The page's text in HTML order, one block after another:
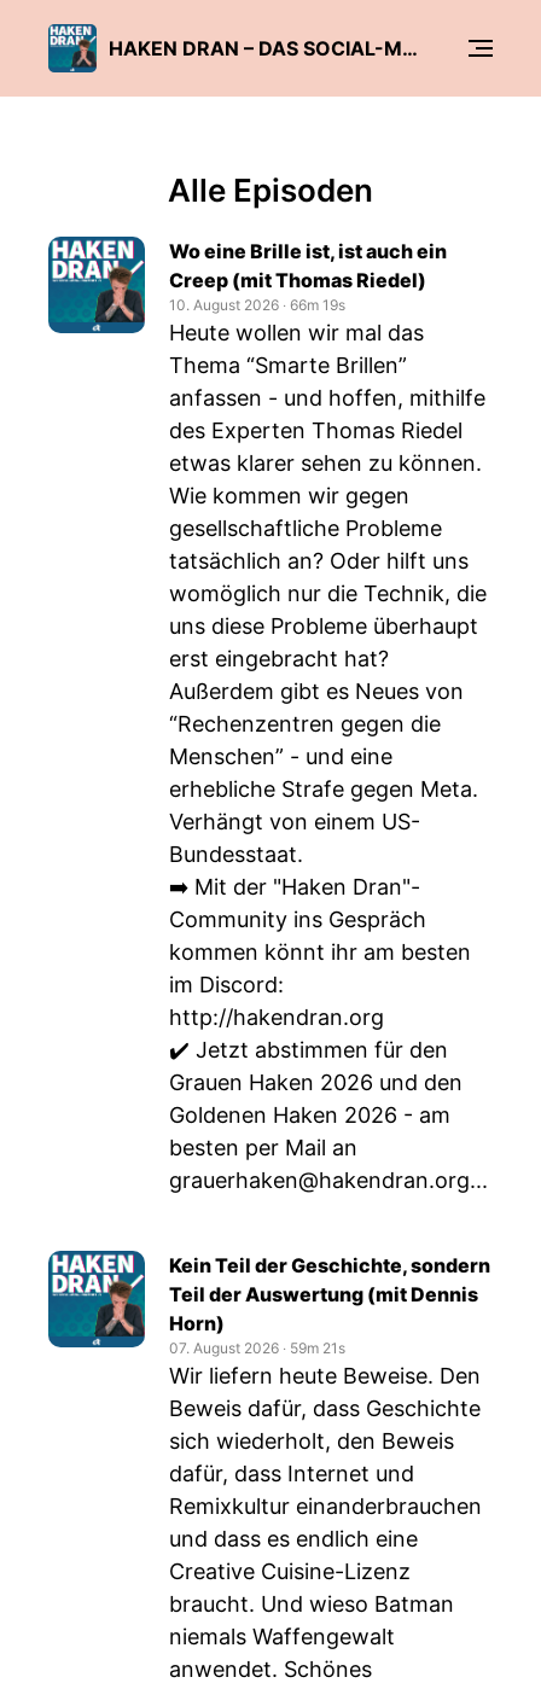
HAKEN DRAN – DAS SOCIAL-MEDIA-UPDATE DER C'T
Alle Episoden
Wo eine Brille ist, ist auch ein
Creep (mit Thomas Riedel)
10. August 2026 ‧ 66m 19s
Heute wollen wir mal das
Thema “Smarte Brillen”
anfassen - und hoffen, mithilfe
des Experten Thomas Riedel
etwas klarer sehen zu können.
Wie kommen wir gegen
gesellschaftliche Probleme
tatsächlich an? Oder hilft uns
womöglich nur die Technik, die
uns diese Probleme überhaupt
erst eingebracht hat?
Außerdem gibt es Neues von
“Rechenzentren gegen die
Menschen” - und eine
erhebliche Strafe gegen Meta.
Verhängt von einem US-
Bundesstaat.
➡️ Mit der "Haken Dran"-
Community ins Gespräch
kommen könnt ihr am besten
im Discord:
http://hakendran.org
✔️ Jetzt abstimmen für den
Grauen Haken 2026 und den
Goldenen Haken 2026 - am
besten per Mail an
grauerhaken@hakendran.org...
Kein Teil der Geschichte, sondern
Teil der Auswertung (mit Dennis
Horn)
07. August 2026 ‧ 59m 21s
Wir liefern heute Beweise. Den
Beweis dafür, dass Geschichte
sich wiederholt, den Beweis
dafür, dass Internet und
Remixkultur einanderbrauchen
und dass es endlich eine
Creative Cuisine-Lizenz
braucht. Und wieso Batman
niemals Waffengewalt
anwendet. Schönes